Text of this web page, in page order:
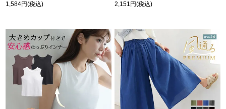
1,584円(税込) 2,151円(税込)